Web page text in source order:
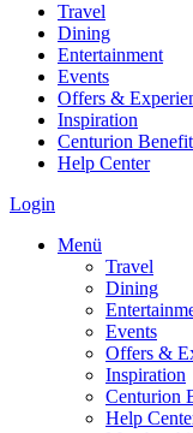
Travel
Dining
Entertainment
Events
Offers &
Inspiration
Centurion
Help Center
Login
Menü
Travel
Dining
Events
Offers &
Inspiration
Centurion
Help